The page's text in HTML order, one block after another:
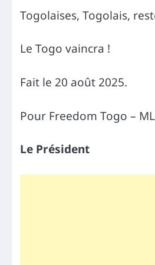
Togolaises, Togolais,
Le Togo vaincra !
Fait le 20 août 2025.
Pour Freedom Togo –
Le Président